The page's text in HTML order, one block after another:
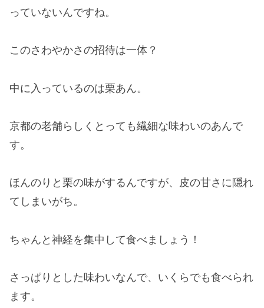
っていないんですね。
このさわやかさの招待は一体？
中に入っているのは栗あん。
京都の老舗らしくとっても繊細な味わいのあんで
す。
ほんのりと栗の味がするんですが、皮の甘さに隠れ
てしまいがち。
ちゃんと神経を集中して食べましょう！
さっぱりとした味わいなんで、いくらでも食べられ
ます。